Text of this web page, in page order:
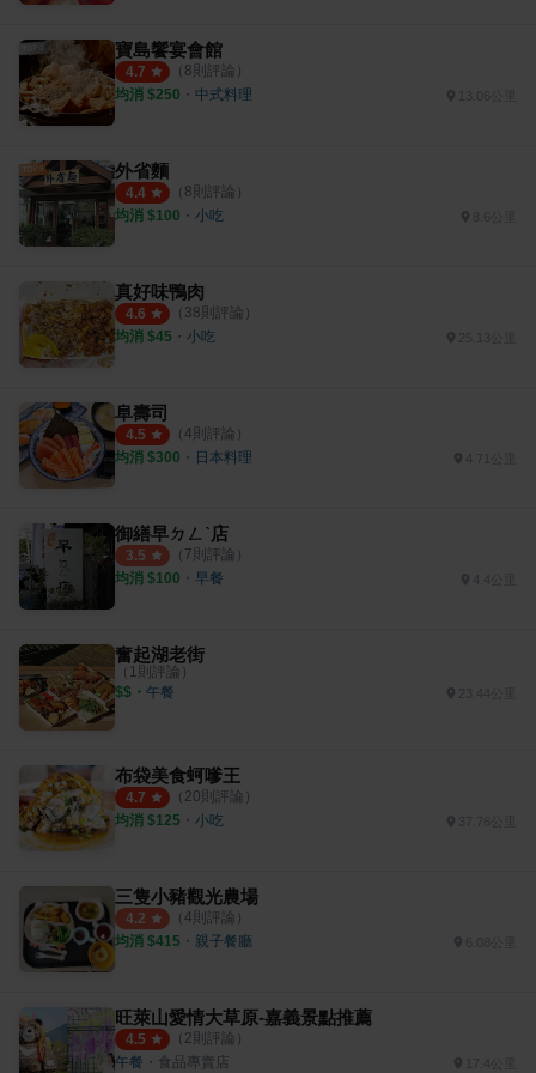
寶島饗宴會館
4.7 （ 8則評論）
均消 $250 ・ 中式料理
外省麵
4.4 （ 8則評論）
均消 $100 ・ 小吃
真好味鴨肉
4.6 （ 38則評論）
均消 $45 ・ 小吃 25.13公里
阜壽司
4.5 （ 4則評論）
均消 $300 ・ 日本料理 4.71公里
御繕早ㄉㄥˋ店
3.5 （ 7則評論）
均消 $100 ・ 早餐 4.4公里
奮起湖老街
（ 1則評論）
$$ ・ 午餐 23.44公里
布袋美食蚵嗲王
4.7 （ 20則評論）
均消 $125 ・ 小吃
三隻小豬觀光農場
4.2 （ 4則評論）
均消 $415 ・ 親子餐廳
旺萊山愛情大草原-嘉義景點推薦
4.5 （ 2則評論）
午餐 ・ 食品專賣店 17.4公里